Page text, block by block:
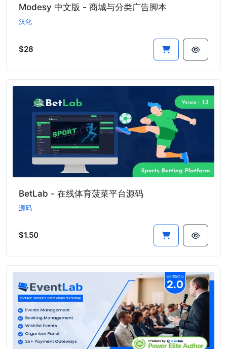
Modesy 中文版 - 商城与分类广告脚本
汉化
$28
BetLab - 在线体育菠菜平台源码
源码
$1.50